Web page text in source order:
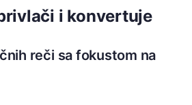
i konvertuje
reči sa fokustom na